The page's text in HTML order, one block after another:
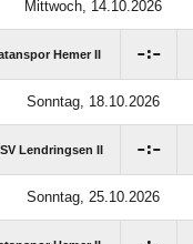
Mittwoch, 14.10.2026
Hemer II :
Sonntag, 18.10.2026
Lendringsen II :
Sonntag, 25.10.2026